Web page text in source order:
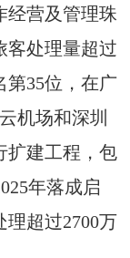
经营及管理珠
客处理量超过
第35位，在广
机场和深圳
扩建工程，包
年落成启
理超过2700万